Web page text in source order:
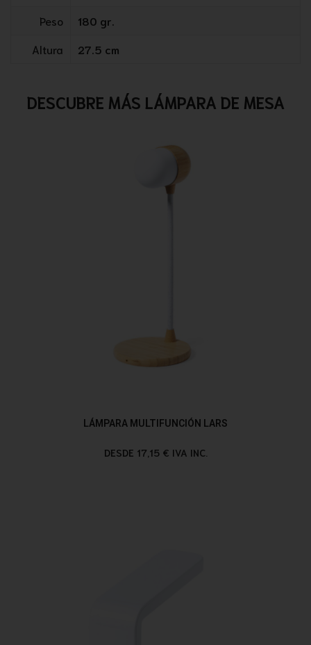
Peso
180 gr.
Altura
27.5 cm
DESCUBRE MÁS LÁMPARA DE MESA
LÁMPARA MULTIFUNCIÓN LARS
DESDE 17,15 € IVA INC.